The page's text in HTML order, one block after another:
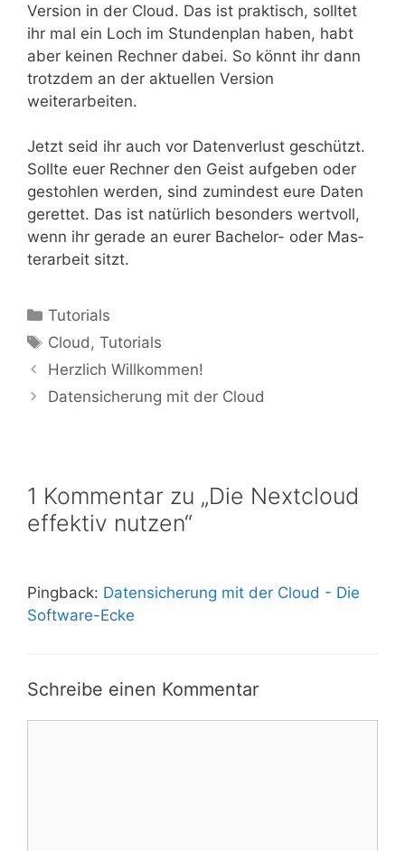
Ver­si­on in der Cloud. Das ist prak­tisch, soll­tet
ihr mal ein Loch im Stun­den­plan haben, habt
aber kei­nen Rech­ner dabei. So könnt ihr dann
trotz­dem an der aktu­el­len Ver­si­on
weiterarbeiten.
Jetzt seid ihr auch vor Daten­ver­lust geschützt.
Soll­te euer Rech­ner den Geist auf­ge­ben oder
gestoh­len wer­den, sind zumin­dest eure Daten
geret­tet. Das ist natür­lich beson­ders wert­voll,
wenn ihr gera­de an eurer Bache­lor- oder Mas­
ter­ar­beit sitzt.
Kategorien
Tutorials
Schlagwörter
Cloud,Tutorials
Herzlich Willkommen!
Datensicherung mit der Cloud
1 Kommentar zu „Die Nextcloud
effektiv nutzen“
Pingback: Datensicherung mit der Cloud - Die
Software-Ecke
Schreibe einen Kommentar